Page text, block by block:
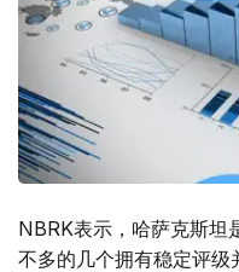
NBRK表示，哈萨克斯坦
不多的几个拥有稳定评级